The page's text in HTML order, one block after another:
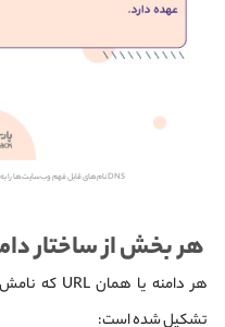
DNS نام‌های قابل فهم وب‌سایت‌ها را به آدرس‌های IP که کامپیوترها می‌فهمند تبدیل می‌کند
هر بخش از ساختار
تشکیل شده است: